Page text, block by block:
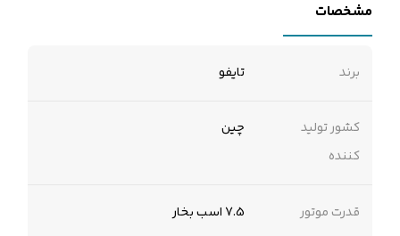
مشخصات
برند تایفو
کشور تولید
کننده
چین
قدرت موتور 7.5 اسب بخار